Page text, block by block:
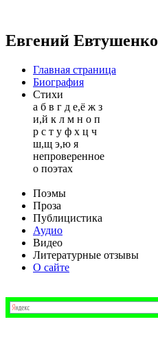
Евгений Евтушенко
Главная страница
Биография
Стихи
а б в г д е,ё ж з
и,й к л м н о п
р с т у ф х ц ч
ш,щ э,ю я
непроверенное
о поэтах
Поэмы
Проза
Публицистика
Аудио
Видео
Литературные отзывы
О сайте